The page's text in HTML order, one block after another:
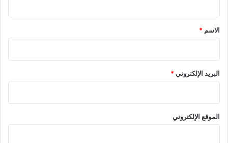
*
الاسم *
البريد الإلكتروني*
الموقع الإلكتروني